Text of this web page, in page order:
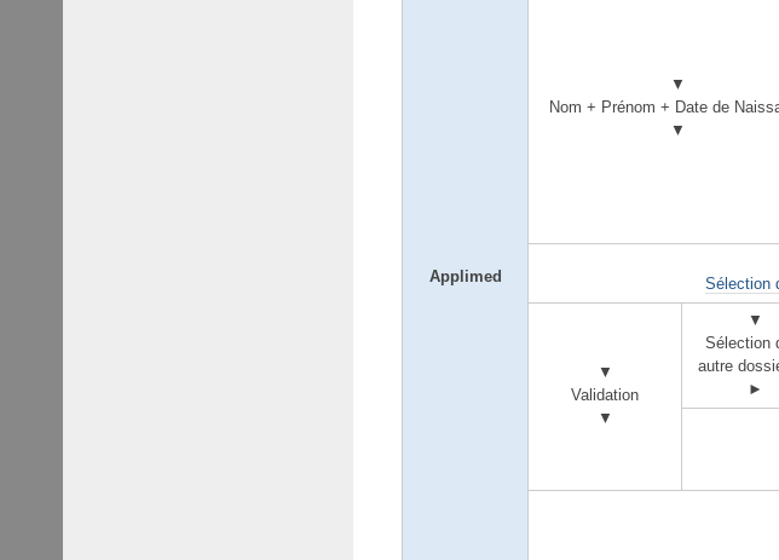
Applimed
▼
Nom + Prénom + Date de
▼
Sélection
▼
Validation
▼
▼
Sélection
autre
►